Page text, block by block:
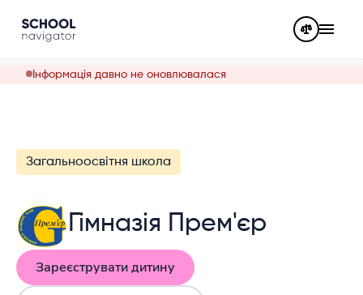
Інформація давно не оновлювалася
Загальноосвітня школа
Гімназія Прем'єр
Зареєструвати дитину